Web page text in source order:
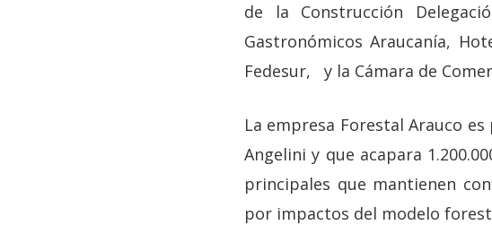
de la Construcción
Gastronómicos Araucanía,
Fedesur, y la Cámara de
La empresa Forestal Arauco
Angelini y que acapara
principales que mantienen
por impactos del modelo